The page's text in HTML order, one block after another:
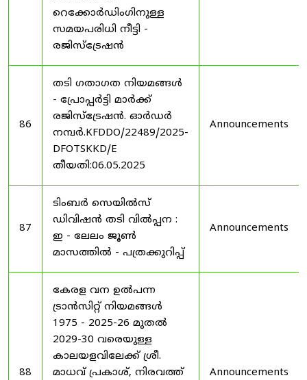
റെക്കോർഡിംഗിനുള്ള
സമയപരിധി നീട്ടി -
രജിസ്ട്രേഷൻ
86
തടി ഗതാഗത നിയമങ്ങൾ
- പ്രോപ്പർട്ടി മാർക്ക്
രജിസ്ട്രേഷൻ. ഓർഡർ
നമ്പർ.KFDDO/22489/2025-
DFOTSKKD/E
തീയതി:06.05.2025
Announcements
87
ടിംബർ സെയിൽസ്
ഡിവിഷൻ തടി വിൽപ്പന :
ഇ - ലേലം ജൂൺ
മാസത്തിൽ - പത്രക്കുറിപ്പ്
Announcements
88
കേരള വന ഉൽ‌പന്ന
ട്രാൻസിറ്റ് നിയമങ്ങൾ
1975 - 2025-26 മുതൽ
2029-30 വരെയുള്ള
കാലയളവിലേക്ക് ശ്രീ.
മാധവ് പ്രകാശ്, നിരവത്ത്
Announcements